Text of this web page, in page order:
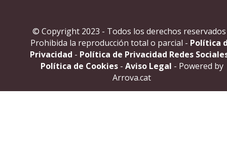
© Copyright 2023 - Todos los derechos
Prohibida la reproducción total o parcial - Política
Privacidad - Política de Privacidad Redes
Política de Cookies- Aviso Legal - Powered by
Arrova.cat